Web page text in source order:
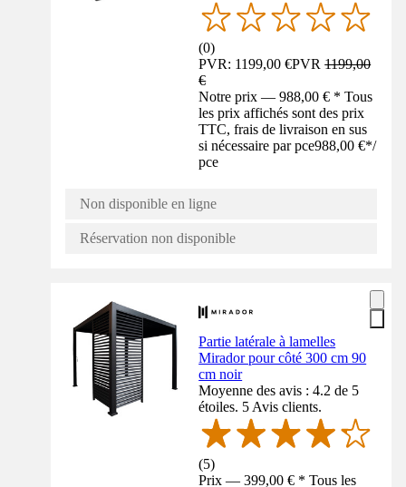
(0)
PVR: 1199,00 €PVR1199,00
€
Notre prix — 988,00 € * Tous
les prix affichés sont des prix
TTC, frais de livraison en sus
si nécessaire par pce988,00 €*/
pce
Non disponible en ligne
Réservation non disponible
Partie latérale à lamelles
Mirador pour côté 300 cm 90
cm noir
Moyenne des avis : 4.2 de 5
étoiles. 5 Avis clients.
(5)
Prix — 399,00 € * Tous les